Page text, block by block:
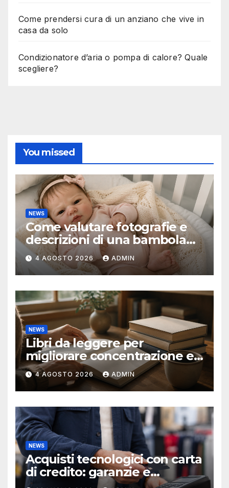
Come prendersi cura di un anziano che vive in
casa da solo
Condizionatore d’aria o pompa di calore? Quale
scegliere?
You missed
NEWS
Come valutare fotografie e
descrizioni di una bambola
reborn
4 AGOSTO 2026 ADMIN
NEWS
Libri da leggere per
migliorare concentrazione e
produttività
4 AGOSTO 2026 ADMIN
NEWS
Acquisti tecnologici con carta
di credito: garanzie e
protezioni